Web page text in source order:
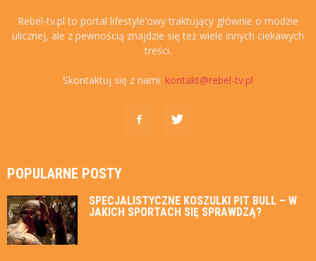
Rebel-tv.pl to portal lifestyle'owy traktujący głównie o modzie
ulicznej, ale z pewnością znajdzie się też wiele innych ciekawych
treści.
Skontaktuj się z nami: kontakt@rebel-tv.pl
POPULARNE POSTY
SPECJALISTYCZNE KOSZULKI PIT BULL – W
JAKICH SPORTACH SIĘ SPRAWDZĄ?